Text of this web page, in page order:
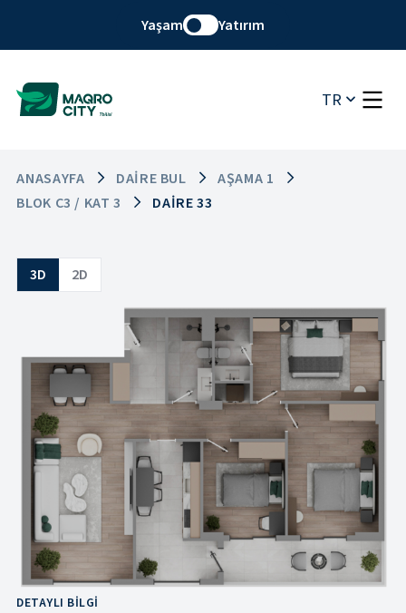
Yaşam Yatırım
TR
ANASAYFA DAIRE BUL
AŞAMA 1
BLOK C3 / KAT 3
DAIRE 33
3D 2D
DETAYLI BILGI